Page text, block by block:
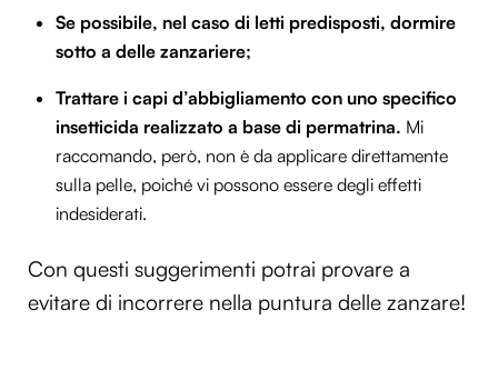
Se possibile, nel caso di letti predisposti, dormire
sotto a delle zanzariere;
Trattare i capi d’abbigliamento con uno specifico
insetticida realizzato a base di permatrina. Mi
raccomando, però, non è da applicare direttamente
sulla pelle, poiché vi possono essere degli effetti
indesiderati.
Con questi suggerimenti potrai provare a
evitare di incorrere nella puntura delle zanzare!